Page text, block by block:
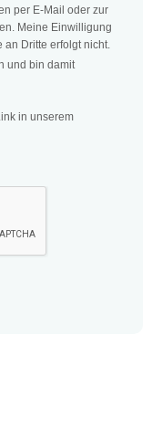
per E-Mail oder zur
Meine Einwilligung
Dritte erfolgt nicht.
und bin damit
in unserem